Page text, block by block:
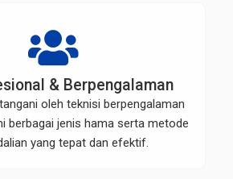
& Berpengalaman
oleh teknisi berpengalaman
berbagai jenis hama serta metode
yang tepat dan efektif.